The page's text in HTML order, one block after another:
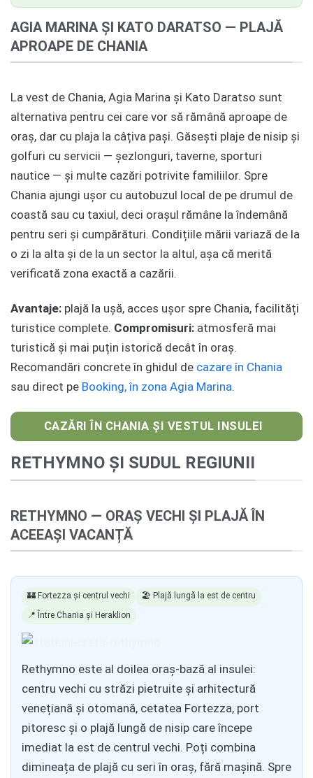
AGIA MARINA ȘI KATO DARATSO — PLAJĂ
APROAPE DE CHANIA
La vest de Chania, Agia Marina și Kato Daratso sunt
alternativa pentru cei care vor să rămână aproape de
oraș, dar cu plaja la câțiva pași. Găsești plaje de nisip și
golfuri cu servicii — șezlonguri, taverne, sporturi
nautice — și multe cazări potrivite familiilor. Spre
Chania ajungi ușor cu autobuzul local de pe drumul de
coastă sau cu taxiul, deci orașul rămâne la îndemână
pentru seri și cumpărături. Condițiile mării variază de la
o zi la alta și de la un sector la altul, așa că merită
verificată zona exactă a cazării.
Avantaje: plajă la ușă, acces ușor spre Chania, facilități
turistice complete. Compromisuri: atmosferă mai
turistică și mai puțin istorică decât în oraș.
Recomandări concrete în ghidul de cazare în Chania
sau direct pe Booking, în zona Agia Marina.
CAZĂRI ÎN CHANIA ȘI VESTUL INSULEI
RETHYMNO ȘI SUDUL REGIUNII
RETHYMNO — ORAȘ VECHI ȘI PLAJĂ ÎN
ACEEAȘI VACANȚĂ
🏰 Fortezza și centrul vechi
🏖️ Plajă lungă la est de centru
📍 Între Chania și Heraklion
Rethymno este al doilea oraș-bază al insulei:
centru vechi cu străzi pietruite și arhitectură
venețiană și otomană, cetatea Fortezza, port
pitoresc și o plajă lungă de nisip care începe
imediat la est de centrul vechi. Poți combina
dimineața de plajă cu seri în oraș, fără mașină. Spre